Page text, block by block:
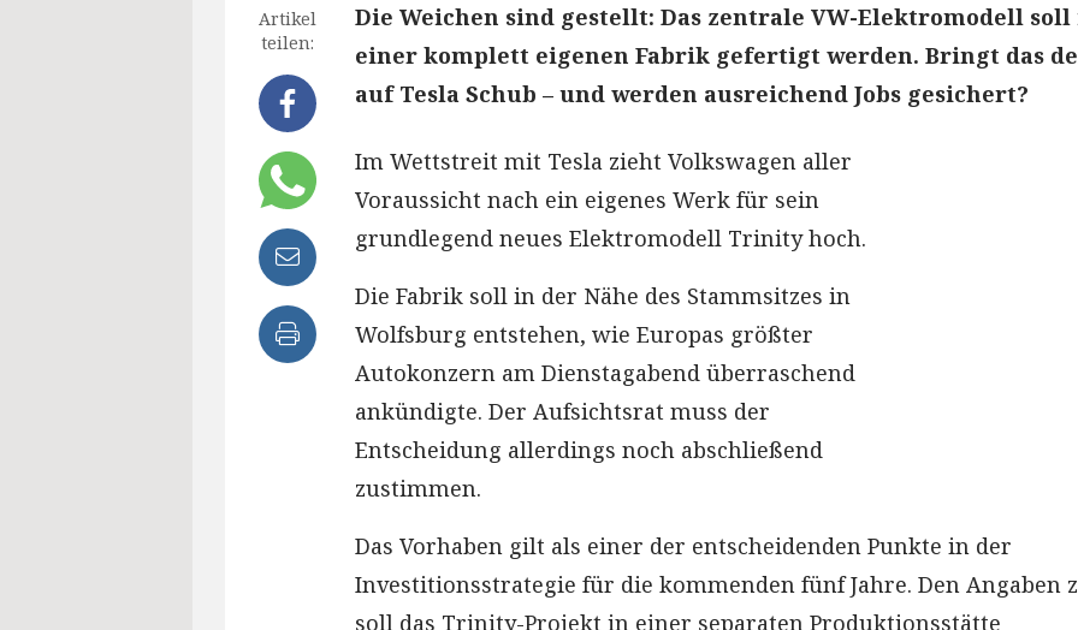
Artikel
teilen:
Die Weichen sind gestellt: Das zentrale VW-Elektromodell soll
einer komplett eigenen Fabrik gefertigt werden. Bringt das
auf Tesla Schub – und werden ausreichend Jobs gesichert?
Im Wettstreit mit Tesla zieht Volkswagen aller
Voraussicht nach ein eigenes Werk für sein
grundlegend neues Elektromodell Trinity hoch.
Die Fabrik soll in der Nähe des Stammsitzes in
Wolfsburg entstehen, wie Europas größter
Autokonzern am Dienstagabend überraschend
ankündigte. Der Aufsichtsrat muss der
Entscheidung allerdings noch abschließend
zustimmen.
Das Vorhaben gilt als einer der entscheidenden Punkte in der
Investitionsstrategie für die kommenden fünf Jahre. Den Angaben
soll das Trinity-Projekt in einer separaten Produktionsstätte